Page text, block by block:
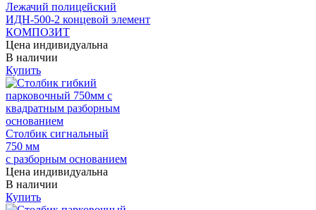
Лежачий полицейский
ИДН-500-2 концевой элемент
КОМПОЗИТ
Цена индивидуальна
В наличии
Купить
Столбик сигнальный
750 мм
с разборным основанием
Цена индивидуальна
В наличии
Купить